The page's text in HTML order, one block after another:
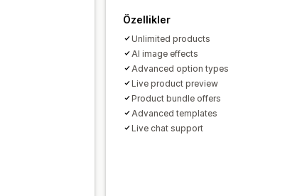
Özellikler
Unlimited products
AI image effects
Advanced option types
Live product preview
Product bundle offers
Advanced templates
Live chat support